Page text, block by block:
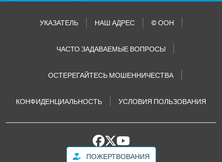
УКАЗАТЕЛЬ НАШ АДРЕС © ООН
ЧАСТО ЗАДАВАЕМЫЕ ВОПРОСЫ
ОСТЕРЕГАЙТЕСЬ МОШЕННИЧЕСТВА
КОНФИДЕНЦИАЛЬНОСТЬ УСЛОВИЯ ПОЛЬЗОВАНИЯ
ПОЖЕРТВОВАНИЯ